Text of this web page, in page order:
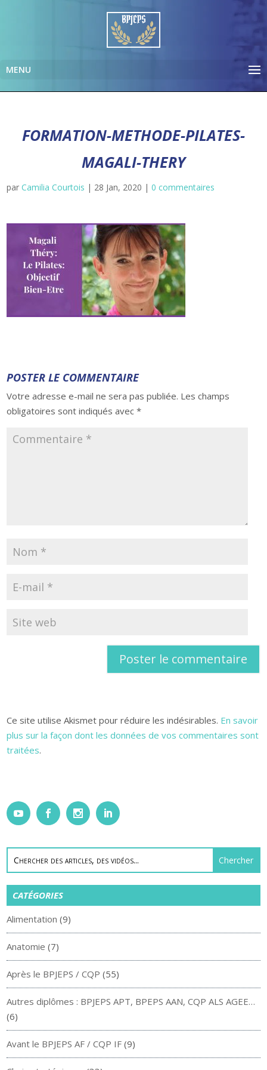
FORMATION-METHODE-PILATES-
MAGALI-THERY
parCamilia Courtois | 28 Jan, 2020 |0 commentaires
POSTER LE COMMENTAIRE
Votre adresse e-mail ne sera pas publiée. Les champs
obligatoires sont indiqués avec*
Ce site utilise Akismet pour réduire les indésirables. En savoir
plus sur la façon dont les données de vos commentaires sont
traitées.
CATÉGORIES
Alimentation (9)
Anatomie (7)
Après le BPJEPS / CQP (55)
Autres diplômes : BPJEPS APT, BPEPS AAN, CQP ALS AGEE…
(6)
Avant le BPJEPS AF / CQP IF (9)